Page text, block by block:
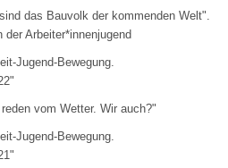
das Bauvolk der kommenden Welt".
Arbeiter*innenjugend
Jugend-Bewegung.
vom Wetter. Wir auch?"
Jugend-Bewegung.